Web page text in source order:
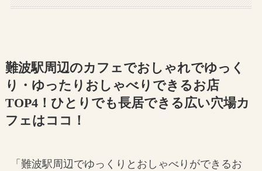
難波駅周辺のカフェでおしゃれでゆっく
り・ゆったりおしゃべりできるお店
TOP4！ひとりでも長居できる広い穴場カ
フェはココ！
「難波駅周辺でゆっくりとおしゃべりができるお